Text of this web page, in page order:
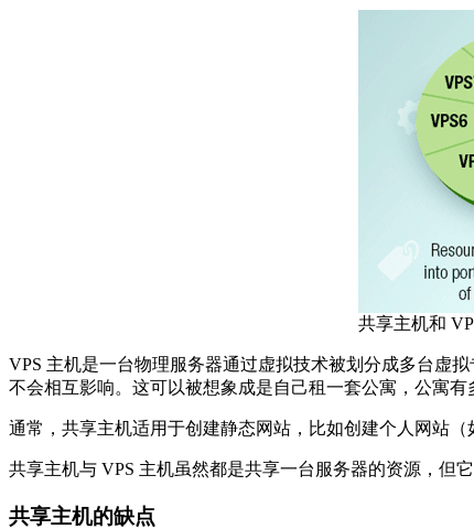
共享主机和
VPS 主机是一台物理服务器通过虚拟技术被划分成多台虚
不会相互影响。这可以被想象成是自己租一套公寓，公寓
通常，共享主机适用于创建静态网站，比如创建个人网站
共享主机与 VPS 主机虽然都是共享一台服务器的资源，但它
共享主机的缺点